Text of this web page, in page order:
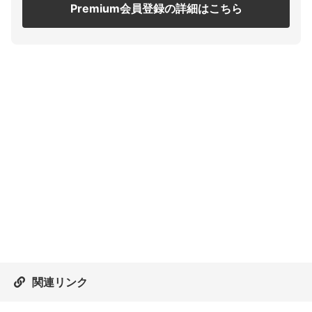
Premium会員登録の詳細はこちら
関連リンク